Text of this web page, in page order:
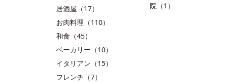
居酒屋（17）
お肉料理（110）
和食（45）
ベーカリー（10）
イタリアン（15）
フレンチ（7）
院（1）